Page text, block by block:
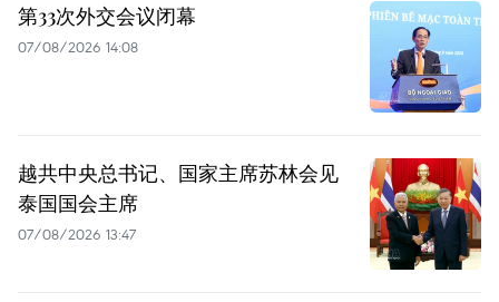
第33次外交会议闭幕
07/08/2026 14:08
越共中央总书记、国家主席苏林会见
泰国国会主席
07/08/2026 13:47